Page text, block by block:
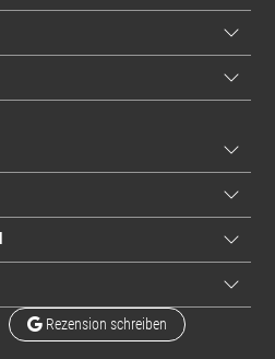
Rezension schreiben